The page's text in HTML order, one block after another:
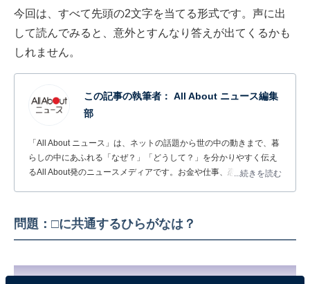
今回は、すべて先頭の2文字を当てる形式です。声に出
して読んでみると、意外とすんなり答えが出てくるかも
しれません。
この記事の執筆者： All About ニュース編集
部
「All About ニュース」は、ネットの話題から世の中の動きまで、暮
らしの中にあふれる「なぜ？」「どうして？」を分かりやすく伝え
るAll About発のニュースメディアです。お金や仕事、恋愛、ITに関
...続きを読む
問題：□に共通するひらがなは？